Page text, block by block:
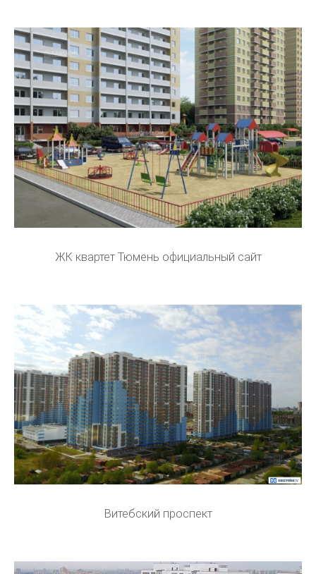
ЖК квартет Тюмень официальный сайт
Витебский проспект